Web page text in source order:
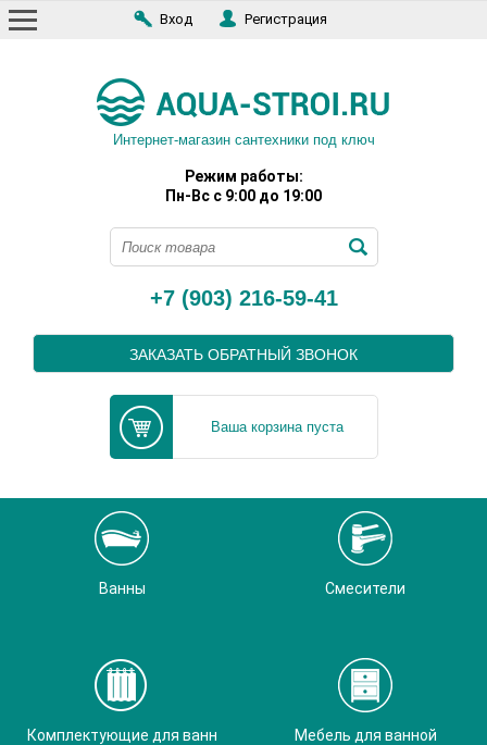
Вход Регистрация
Интернет-магазин сантехники под ключ
Режим работы:
Пн-Вс с 9:00 до 19:00
+7 (903) 216-59-41
ЗАКАЗАТЬ ОБРАТНЫЙ ЗВОНОК
Ваша корзина пуста
Ванны Смесители
Комплектующие для ванн Мебель для ванной